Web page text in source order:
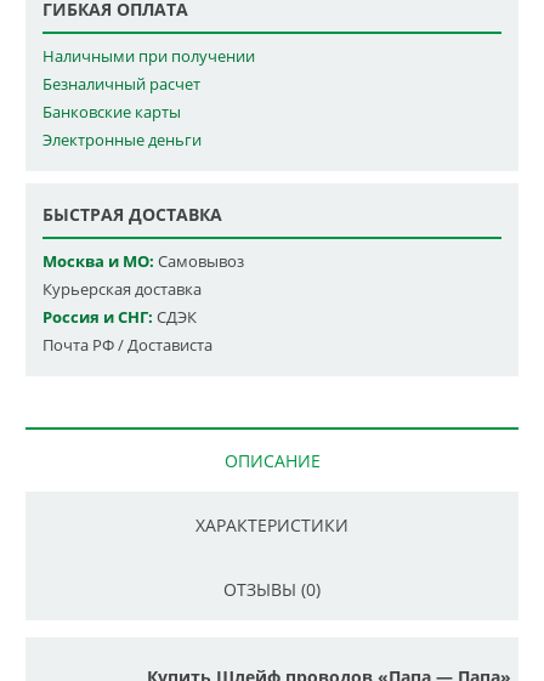
ГИБКАЯ ОПЛАТА
Наличными при получении
Безналичный расчет
Банковские карты
Электронные деньги
БЫСТРАЯ ДОСТАВКА
Москва и МО: Самовывоз
Курьерская доставка
Россия и СНГ: СДЭК
Почта РФ / Достависта
ОПИСАНИЕ
ХАРАКТЕРИСТИКИ
ОТЗЫВЫ (0)